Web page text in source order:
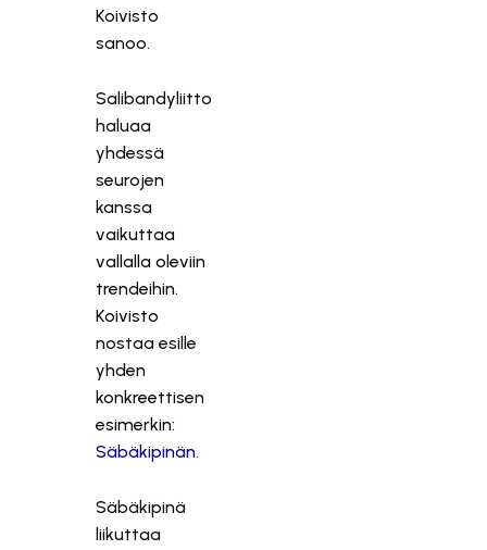
Koivisto
sanoo.
Salibandyliitto
haluaa
yhdessä
seurojen
kanssa
vaikuttaa
vallalla oleviin
trendeihin.
Koivisto
nostaa esille
yhden
konkreettisen
esimerkin:
Säbäkipinän.
Säbäkipinä
liikuttaa